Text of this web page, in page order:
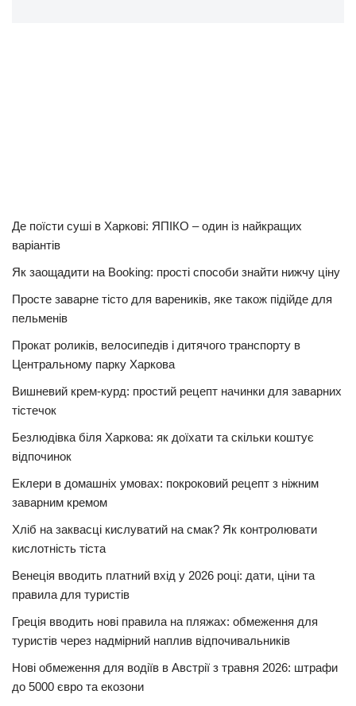
Де поїсти суші в Харкові: ЯПІКО – один із найкращих
варіантів
Як заощадити на Booking: прості способи знайти нижчу ціну
Просте заварне тісто для вареників, яке також підійде для
пельменів
Прокат роликів, велосипедів і дитячого транспорту в
Центральному парку Харкова
Вишневий крем-курд: простий рецепт начинки для заварних
тістечок
Безлюдівка біля Харкова: як доїхати та скільки коштує
відпочинок
Еклери в домашніх умовах: покроковий рецепт з ніжним
заварним кремом
Хліб на заквасці кислуватий на смак? Як контролювати
кислотність тіста
Венеція вводить платний вхід у 2026 році: дати, ціни та
правила для туристів
Греція вводить нові правила на пляжах: обмеження для
туристів через надмірний наплив відпочивальників
Нові обмеження для водіїв в Австрії з травня 2026: штрафи
до 5000 євро та екозони